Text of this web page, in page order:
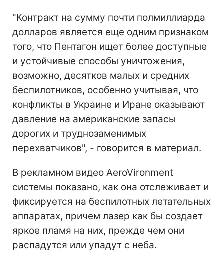
"Контракт на сумму почти полмиллиарда
долларов является еще одним признаком
того, что Пентагон ищет более доступные
и устойчивые способы уничтожения,
возможно, десятков малых и средних
беспилотников, особенно учитывая, что
конфликты в Украине и Иране оказывают
давление на американские запасы
дорогих и труднозаменимых
перехватчиков", - говорится в материал.
В рекламном видео AeroVironment
системы показано, как она отслеживает и
фиксируется на беспилотных летательных
аппаратах, причем лазер как бы создает
яркое пламя на них, прежде чем они
распадутся или упадут с неба.